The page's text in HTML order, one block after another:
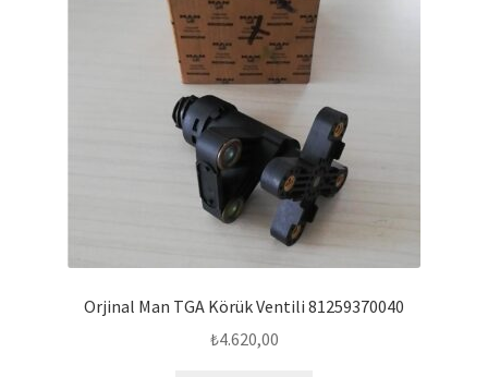
Orjinal Man TGA Körük Ventili 81259370040
₺4.620,00